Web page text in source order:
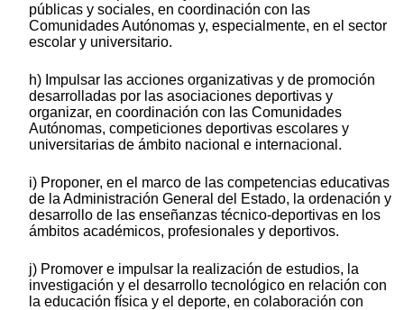
públicas y sociales, en coordinación con las
Comunidades Autónomas y, especialmente, en el sector
escolar y universitario.
h) Impulsar las acciones organizativas y de promoción
desarrolladas por las asociaciones deportivas y
organizar, en coordinación con las Comunidades
Autónomas, competiciones deportivas escolares y
universitarias de ámbito nacional e internacional.
i) Proponer, en el marco de las competencias educativas
de la Administración General del Estado, la ordenación y
desarrollo de las enseñanzas técnico-deportivas en los
ámbitos académicos, profesionales y deportivos.
j) Promover e impulsar la realización de estudios, la
investigación y el desarrollo tecnológico en relación con
la educación física y el deporte, en colaboración con